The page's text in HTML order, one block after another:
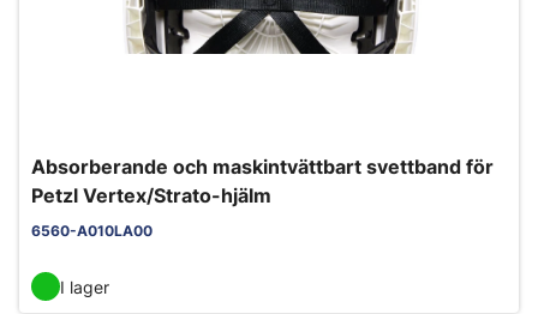
Absorberande och maskintvättbart svettband för
Petzl Vertex/Strato-hjälm
6560-A010LA00
I lager